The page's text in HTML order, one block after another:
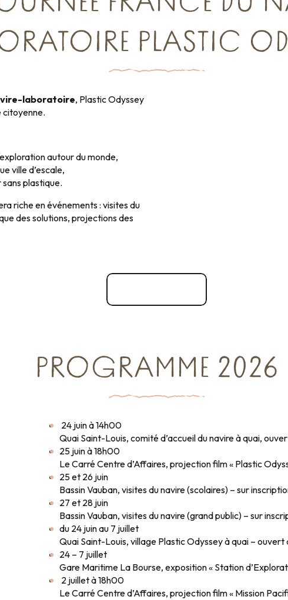
PLASTIC
laboratoire, Plastic Odyssey
citoyenne.
autour du monde,
ville d’escale,
plastique.
riche en événements : visites du
des solutions, projections des
PROGRAMME 2026
24 juin à 14h00
Quai Saint-Louis, comité d’accueil du navire à quai,
25 juin à 18h00
Le Carré Centre d’Affaires, projection film « Plastic
25 et 26 juin
Bassin Vauban, visites du navire (scolaires) – sur
27 et 28 juin
Bassin Vauban, visites du navire (grand public) – sur
du 24 juin au 7 juillet
Quai Saint-Louis, village Plastic Odyssey à quai –
24 – 7 juillet
Gare Maritime La Bourse, exposition « Station
2 juillet à 18h00
Le Carré Centre d’Affaires, projection film « Mission